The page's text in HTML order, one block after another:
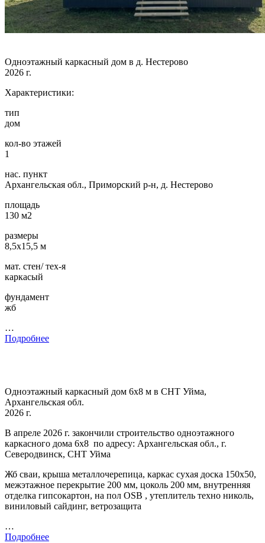
Одноэтажный каркасный дом в д. Нестерово
2026 г.
Характеристики:
тип
дом
кол-во этажей
1
нас. пункт
Архангельская обл., Приморский р-н, д. Нестерово
площадь
130 м2
размеры
8,5х15,5 м
мат. стен/ тех-я
каркасый
фундамент
жб
…
Подробнее
Одноэтажный каркасный дом 6х8 м в СНТ Уйма,
Архангельская обл.
2026 г.
В апреле 2026 г. закончили строительство одноэтажного
каркасного дома 6х8 по адресу: Архангельская обл., г.
Северодвинск, СНТ Уйма
Жб сваи, крыша металлочерепица, каркас сухая доска 150х50,
межэтажное перекрытие 200 мм, цоколь 200 мм, внутренняя
отделка гипсокартон, на пол OSB , утеплитель техно николь,
виниловый сайдинг, ветрозащита
…
Подробнее